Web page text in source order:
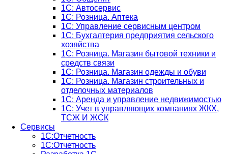
1С: Автосервис
1С: Розница. Аптека
1С: Управление сервисным центром
1С: Бухгалтерия предприятия сельского
хозяйства
1С: Розница. Магазин бытовой техники и
средств связи
1С: Розница. Магазин одежды и обуви
1С: Розница. Магазин строительных и
отделочных материалов
1С: Аренда и управление недвижимостью
1C: Учет в управляющих компаниях ЖКХ,
ТСЖ И ЖСК
Сервисы
1С:Отчетность
1С:Отчетность